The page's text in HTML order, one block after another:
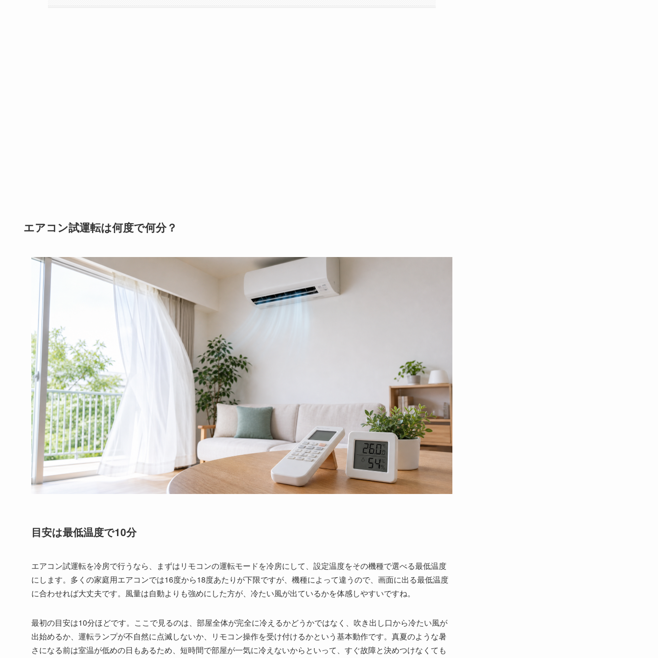
エアコン試運転は何度で何分？
目安は最低温度で10分
エアコン試運転を冷房で行うなら、まずはリモコンの運転モードを冷房にして、設定温度をその機種で選べる最低温度
にします。多くの家庭用エアコンでは16度から18度あたりが下限ですが、機種によって違うので、画面に出る最低温度
に合わせれば大丈夫です。風量は自動よりも強めにした方が、冷たい風が出ているかを体感しやすいですね。
最初の目安は10分ほどです。ここで見るのは、部屋全体が完全に冷えるかどうかではなく、吹き出し口から冷たい風が
出始めるか、運転ランプが不自然に点滅しないか、リモコン操作を受け付けるかという基本動作です。真夏のような暑
さになる前は室温が低めの日もあるため、短時間で部屋が一気に冷えないからといって、すぐ故障と決めつけなくても